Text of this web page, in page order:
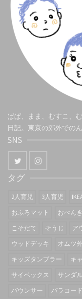
ぱぱ、まま、むすこ、
日記。東京の郊外での
SNS
タグ
2人育児 3人育児
おふろマット
おべん
こそだて
そうじ ア
ウッドデッキ
オムツ
キッズタンブラー
キ
サイベックス
サンダ
バウンサー
パラコー